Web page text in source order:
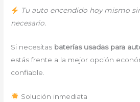
Tu auto encendido hoy mismo
necesario.
Si necesitas baterías usadas para
estás frente a la mejor opción
confiable.
Solución inmediata